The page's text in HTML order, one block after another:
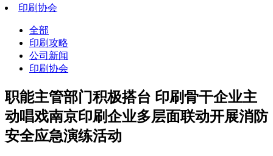
印刷协会
全部
印刷攻略
公司新闻
印刷协会
职能主管部门积极搭台 印刷骨干企业主
动唱戏南京印刷企业多层面联动开展消防
安全应急演练活动